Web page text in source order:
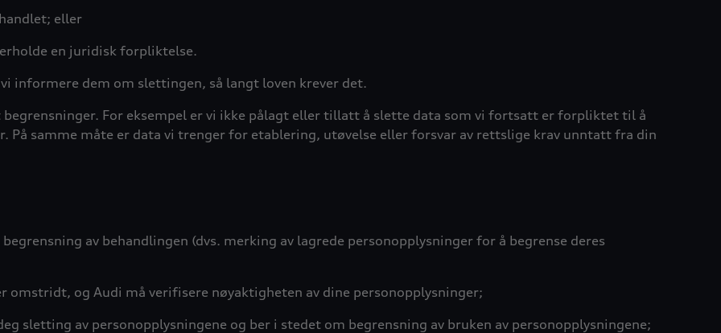
eller
en juridisk forpliktelse.
informere dem om slettingen, så langt loven krever det.
For eksempel er vi ikke pålagt eller tillatt å slette data som vi fortsatt er forpliktet til å
På samme måte er data vi trenger for etablering, utøvelse eller forsvar av rettslige krav unntatt fra din
av behandlingen (dvs. merking av lagrede personopplysninger for å begrense deres
omstridt, og Audi må verifisere nøyaktigheten av dine personopplysninger;
sletting av personopplysningene og ber i stedet om begrensning av bruken av personopplysningene;